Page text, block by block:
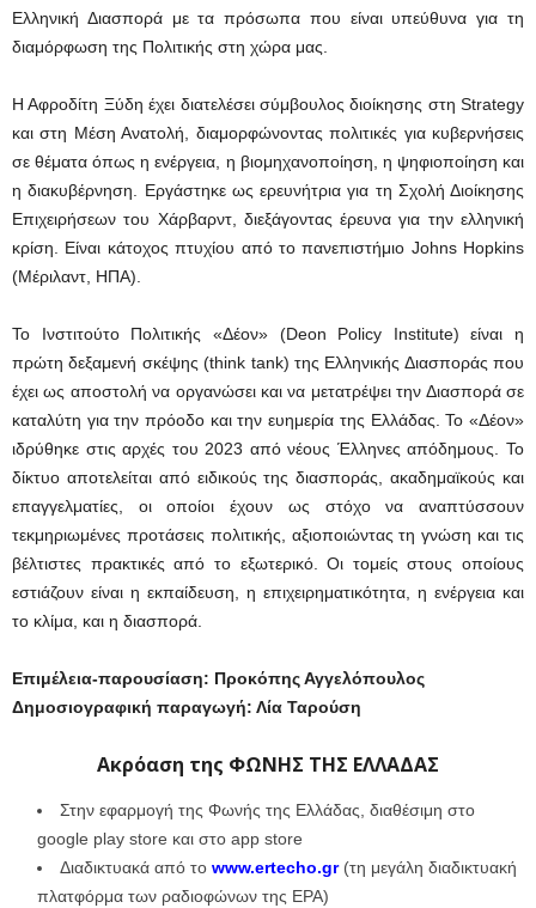
Ελληνική Διασπορά με τα πρόσωπα που είναι υπεύθυνα για τη
διαμόρφωση της Πολιτικής στη χώρα μας.
Η Αφροδίτη Ξύδη έχει διατελέσει σύμβουλος διοίκησης στη Strategy
και στη Μέση Ανατολή, διαμορφώνοντας πολιτικές για κυβερνήσεις
σε θέματα όπως η ενέργεια, η βιομηχανοποίηση, η ψηφιοποίηση και
η διακυβέρνηση. Εργάστηκε ως ερευνήτρια για τη Σχολή Διοίκησης
Επιχειρήσεων του Χάρβαρντ, διεξάγοντας έρευνα για την ελληνική
κρίση. Είναι κάτοχος πτυχίου από το πανεπιστήμιο Johns Hopkins
(Μέριλαντ, ΗΠΑ).
To Ινστιτούτο Πολιτικής «Δέον» (Deon Policy Institute) είναι η
πρώτη δεξαμενή σκέψης (think tank) της Ελληνικής Διασποράς που
έχει ως αποστολή να οργανώσει και να μετατρέψει την Διασπορά σε
καταλύτη για την πρόοδο και την ευημερία της Ελλάδας. Το «Δέον»
ιδρύθηκε στις αρχές του 2023 από νέους Έλληνες απόδημους. Το
δίκτυο αποτελείται από ειδικούς της διασποράς, ακαδημαϊκούς και
επαγγελματίες, οι οποίοι έχουν ως στόχο να αναπτύσσουν
τεκμηριωμένες προτάσεις πολιτικής, αξιοποιώντας τη γνώση και τις
βέλτιστες πρακτικές από το εξωτερικό. Οι τομείς στους οποίους
εστιάζουν είναι η εκπαίδευση, η επιχειρηματικότητα, η ενέργεια και
το κλίμα, και η διασπορά.
Επιμέλεια-παρουσίαση: Προκόπης Αγγελόπουλος
Δημοσιογραφική παραγωγή: Λία Ταρούση
Ακρόαση της ΦΩΝΗΣ ΤΗΣ ΕΛΛΑΔΑΣ
Στην εφαρμογή της Φωνής της Ελλάδας, διαθέσιμη στο
google play store και στο app store
Διαδικτυακά από το www.ertecho.gr (τη μεγάλη διαδικτυακή
πλατφόρμα των ραδιοφώνων της ΕΡΑ)